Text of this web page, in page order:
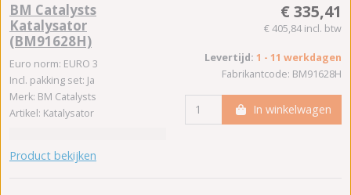
BM Catalysts
Katalysator
(BM91628H)
Euro norm: EURO 3
Incl. pakking set: Ja
Merk: BM Catalysts
Artikel: Katalysator
Product bekijken
€ 335,41
€ 405,84 incl. btw
Levertijd: 1 - 11 werkdagen
Fabrikantcode: BM91628H
In winkelwagen